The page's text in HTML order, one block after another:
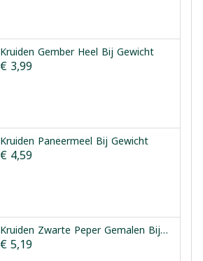
Kruiden Gember Heel Bij Gewicht
€ 3,99
Kruiden Paneermeel Bij Gewicht
€ 4,59
Kruiden Zwarte Peper Gemalen Bij Gewicht
€ 5,19